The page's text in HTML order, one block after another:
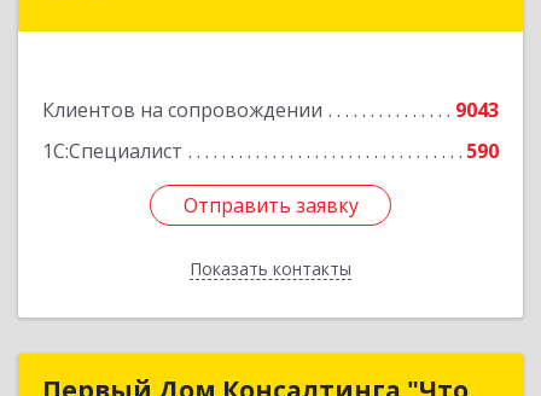
Клиентов на сопровождении
9043
1С:Специалист
590
Отправить заявку
Показать контакты
Отправить заявку
Назад